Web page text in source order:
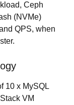
Ceph
(NVMe)
QPS, when
10 x MySQL
VM